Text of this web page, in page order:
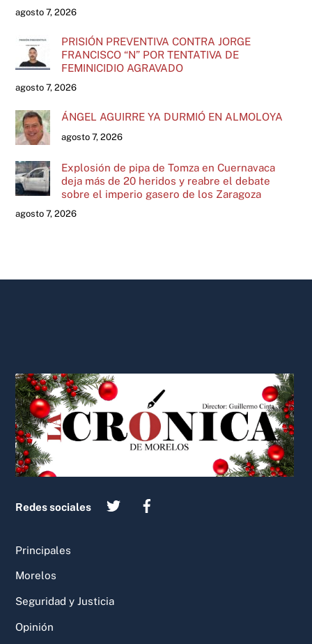
agosto 7, 2026
PRISIÓN PREVENTIVA CONTRA JORGE
FRANCISCO “N” POR TENTATIVA DE
FEMINICIDIO AGRAVADO
agosto 7, 2026
ÁNGEL AGUIRRE YA DURMIÓ EN ALMOLOYA
agosto 7, 2026
Explosión de pipa de Tomza en Cuernavaca
deja más de 20 heridos y reabre el debate
sobre el imperio gasero de los Zaragoza
agosto 7, 2026
To
Top
Redes sociales
Principales
Morelos
Seguridad y Justicia
Opinión